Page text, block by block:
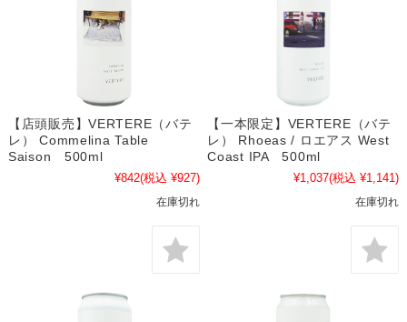
【店頭販売】VERTERE（バテ
レ） Commelina Table
Saison 500ml
¥842(税込 ¥927)
在庫切れ
【一本限定】VERTERE（バテ
レ） Rhoeas / ロエアス West
Coast IPA 500ml
¥1,037(税込 ¥1,141)
在庫切れ